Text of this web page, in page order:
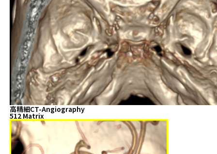
高精細CT-Angiography
512 Matrix